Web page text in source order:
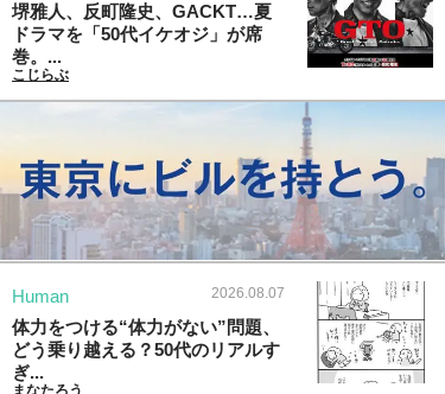
堺雅人、反町隆史、GACKT…夏
ドラマを「50代イケオジ」が席
巻。...
こじらぶ
Human 2026.08.07
体力をつける“体力がない”問題、
どう乗り越える？50代のリアルす
ぎ...
まなたろう